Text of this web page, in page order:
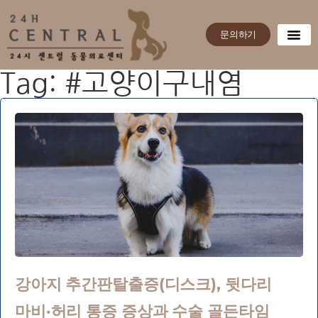
문의하기
Tag: #고양이구내염
강아지 추간판탈출증(디스크), 뒷다리
마비·허리 통증 증상과 수술 골든타임